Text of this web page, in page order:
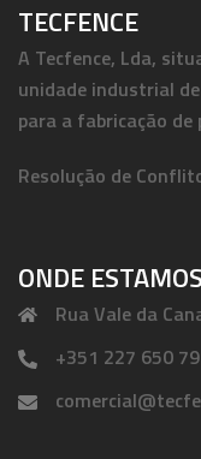
TECFENCE
A Tecfence, Lda,
unidade industrial
para a fabricação
Resolução de
ONDE ESTAMOS
Rua Vale da
+351 227 650